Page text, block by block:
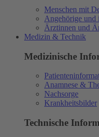
Menschen mit
Angehörige und
Ärztinnen und
Medizin & Technik
Medizinische
Anamnese &
Nachsorge
Krankheitsbilder
Technische